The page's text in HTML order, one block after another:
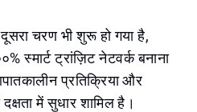
दूसरा चरण भी शुरू हो गया है,
स्मार्ट ट्रांज़िट नेटवर्क बनाना
प्रतिक्रिया और
में सुधार शामिल है।